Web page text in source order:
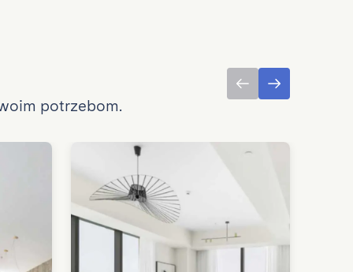
potrzebom.